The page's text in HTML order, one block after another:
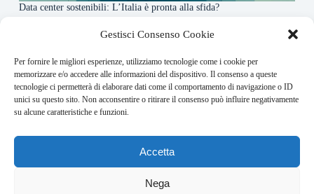
Gestisci Consenso Cookie
Per fornire le migliori esperienze, utilizziamo tecnologie come i cookie per
memorizzare e/o accedere alle informazioni del dispositivo. Il consenso a queste
tecnologie ci permetterà di elaborare dati come il comportamento di navigazione o ID
unici su questo sito. Non acconsentire o ritirare il consenso può influire negativamente
su alcune caratteristiche e funzioni.
Accetta
Nega
Data center sostenibili: L’Italia è pronta alla sfida?
About this website
Finance-Bullet.it ogni giorno trova per te le notizie più
rilevanti in ambito finanziario.
Address:
VIA USODIMARE 3 - 37138 - VERONA (VR)
redazione@bullet-network.com